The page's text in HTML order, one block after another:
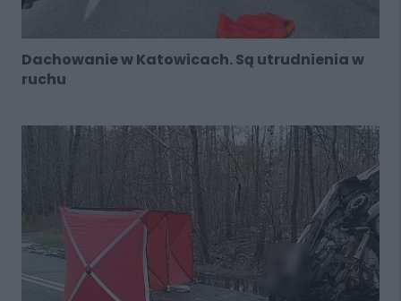
Dachowanie w Katowicach. Są utrudnienia w
ruchu